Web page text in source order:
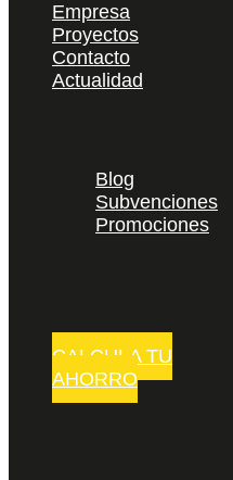
Empresa
Proyectos
Contacto
Actualidad
Blog
Subvenciones
Promociones
CALCULA TU
AHORRO